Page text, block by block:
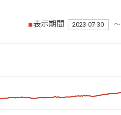
■表示期間 2023-07-30 ～